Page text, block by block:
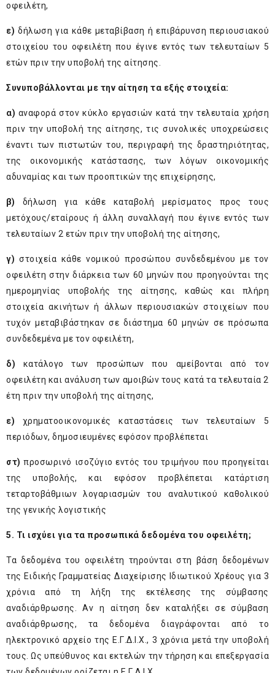
οφειλέτη,
ε) δήλωση για κάθε μεταβίβαση ή επιβάρυνση περιουσιακού
στοιχείου του οφειλέτη που έγινε εντός των τελευταίων 5
ετών πριν την υποβολή της αίτησης.
Συνυποβάλλονται με την αίτηση τα εξής στοιχεία:
α) αναφορά στον κύκλο εργασιών κατά την τελευταία χρήση
πριν την υποβολή της αίτησης, τις συνολικές υποχρεώσεις
έναντι των πιστωτών του, περιγραφή της δραστηριότητας,
της οικονομικής κατάστασης, των λόγων οικονομικής
αδυναμίας και των προοπτικών της επιχείρησης,
β) δήλωση για κάθε καταβολή μερίσματος προς τους
μετόχους/εταίρους ή άλλη συναλλαγή που έγινε εντός των
τελευταίων 2 ετών πριν την υποβολή της αίτησης,
γ) στοιχεία κάθε νομικού προσώπου συνδεδεμένου με τον
οφειλέτη στην διάρκεια των 60 μηνών που προηγούνται της
ημερομηνίας υποβολής της αίτησης, καθώς και πλήρη
στοιχεία ακινήτων ή άλλων περιουσιακών στοιχείων που
τυχόν μεταβιβάστηκαν σε διάστημα 60 μηνών σε πρόσωπα
συνδεδεμένα με τον οφειλέτη,
δ) κατάλογο των προσώπων που αμείβονται από τον
οφειλέτη και ανάλυση των αμοιβών τους κατά τα τελευταία 2
έτη πριν την υποβολή της αίτησης,
ε) χρηματοοικονομικές καταστάσεις των τελευταίων 5
περιόδων, δημοσιευμένες εφόσον προβλέπεται
στ) προσωρινό ισοζύγιο εντός του τριμήνου που προηγείται
της υποβολής, και εφόσον προβλέπεται κατάρτιση
τεταρτοβάθμιων λογαριασμών του αναλυτικού καθολικού
της γενικής λογιστικής
5. Τι ισχύει για τα προσωπικά δεδομένα του οφειλέτη;
Τα δεδομένα του οφειλέτη τηρούνται στη βάση δεδομένων
της Ειδικής Γραμματείας Διαχείρισης Ιδιωτικού Χρέους για 3
χρόνια από τη λήξη της εκτέλεσης της σύμβασης
αναδιάρθρωσης. Αν η αίτηση δεν καταλήξει σε σύμβαση
αναδιάρθρωσης, τα δεδομένα διαγράφονται από το
ηλεκτρονικό αρχείο της Ε.Γ.Δ.Ι.Χ., 3 χρόνια μετά την υποβολή
τους. Ως υπεύθυνος και εκτελών την τήρηση και επεξεργασία